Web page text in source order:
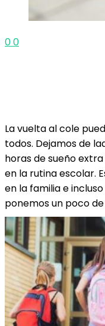
00
La vuelta al cole
todos. Dejamos de
horas de sueño
en la rutina escolar.
en la familia e
ponemos un poco